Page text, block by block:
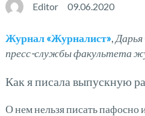
Editor 09.06.2020
Журнал «Журналист»,
пресс-службы факультета
Как я писала выпускную
О нем нельзя писать пафосно